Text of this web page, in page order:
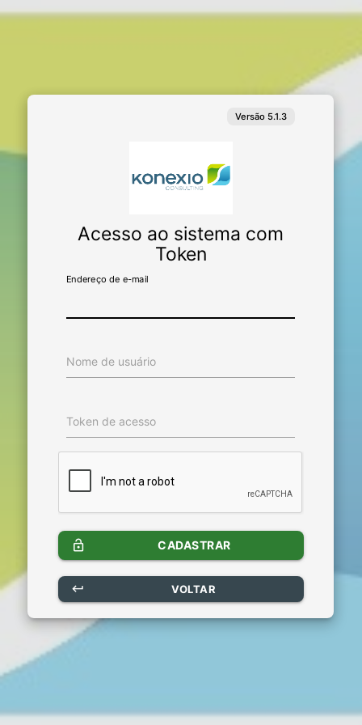
Acesso ao sistema com
Token
Endereço de e-mail
Nome de usuário
Token de acesso
lock_open CADASTRAR
keyboard_return VOLTAR